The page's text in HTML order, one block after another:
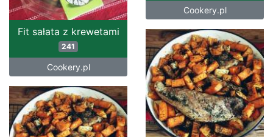
Cookery.pl
Fit sałata z krewetami
241
Cookery.pl